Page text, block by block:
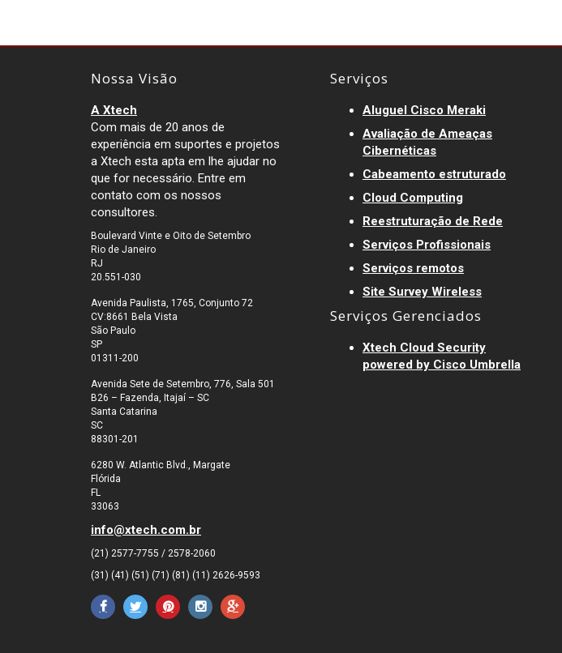
Nossa Visão
A Xtech
Com mais de 20 anos de
experiência em suportes e projetos
a Xtech esta apta em lhe ajudar no
que for necessário. Entre em
contato com os nossos
consultores.
Boulevard Vinte e Oito de Setembro
Rio de Janeiro
RJ
20.551-030
Avenida Paulista, 1765, Conjunto 72
CV:8661 Bela Vista
São Paulo
SP
01311-200
Avenida Sete de Setembro, 776, Sala 501
B26 – Fazenda, Itajaí – SC
Santa Catarina
SC
88301-201
6280 W. Atlantic Blvd., Margate
Flórida
FL
33063
info@xtech.com.br
(21) 2577-7755 / 2578-2060
(31) (41) (51) (71) (81) (11) 2626-9593
Serviços
Aluguel Cisco Meraki
Avaliação de Ameaças
Cibernéticas
Cabeamento estruturado
Cloud Computing
Reestruturação de Rede
Serviços Profissionais
Serviços remotos
Site Survey Wireless
Serviços Gerenciados
Xtech Cloud Security
powered by Cisco Umbrella